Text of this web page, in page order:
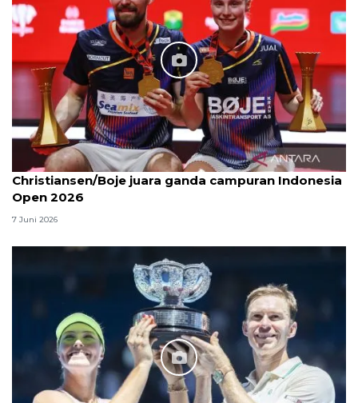
Christiansen/Boje juara ganda campuran Indonesia
Open 2026
7 Juni 2026